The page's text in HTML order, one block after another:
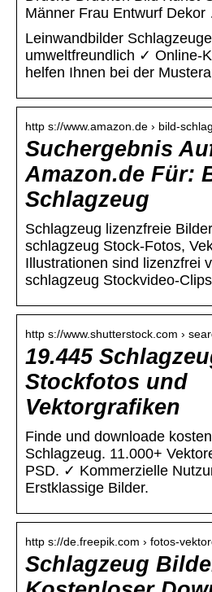
Männer Frau Entwurf
Leinwandbilder
umweltfreundlich ✓ Online-
helfen Ihnen bei der
http s://www.amazon.de › bild-
Suchergebnis
Amazon.de Für:
Schlagzeug
Schlagzeug lizenzfreie
schlagzeug Stock-Fotos,
Illustrationen sind lizenzfrei
schlagzeug Stockvideo-
http s://www.shutterstock.com ›
19.445
Stockfotos und
Vektorgrafiken
Finde und downloade
Schlagzeug. 11.000+
PSD. ✓ Kommerzielle
Erstklassige Bilder.
http s://de.freepik.com › fotos-
Schlagzeug